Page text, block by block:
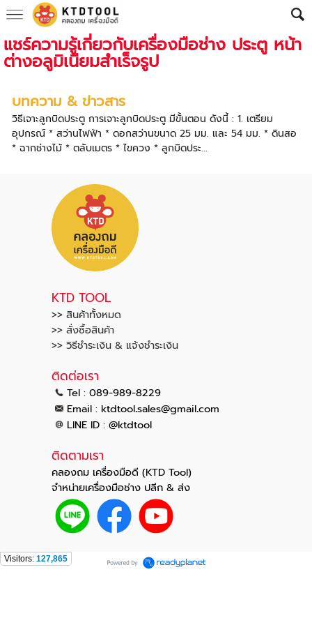
แชร์ความรู้เกี่ยวกับเครื่องมือช่าง ประตู หน้า
ต่างอลูมิเนียมสำเร็จรูป
บทความ & ข่าวสาร
วิธีเจาะลูกบิดประตู การเจาะลูกบิดประตู มีขั้นตอน ดังนี้ : 1. เตรียม
อุปกรณ์ * สว่านไฟฟ้า * ดอกสว่านขนาด 25 มม. และ 54 มม. * ดินสอ
* ฉากช่างไม้ * ตลับเมตร * ไขควง * ลูกบิดประ...
KTD TOOL
>> สินค้าทั้งหมด
>> สั่งซื้อสินค้า
>> วิธีชำระเงิน & แจ้งชำระเงิน
ติดต่อเรา
Tel : 089-989-8229
Email : ktdtool.sales@gmail.com
LINE ID : @ktdtool
ติดตามเรา
คลองถม เครื่องมือดี (KTD Tool)
จำหน่ายเครื่องมือช่าง ปลีก & ส่ง
Visitors: 127,865